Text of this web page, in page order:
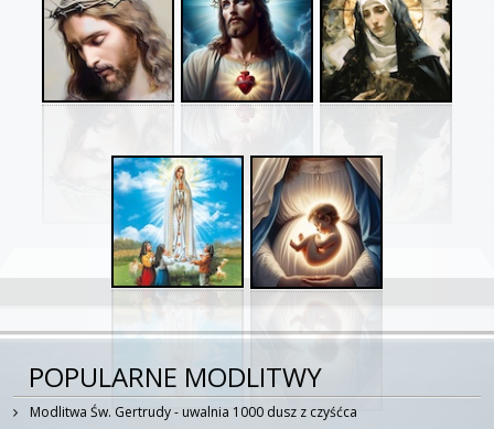
POPULARNE MODLITWY
Modlitwa Św. Gertrudy - uwalnia 1000 dusz z czyśćca